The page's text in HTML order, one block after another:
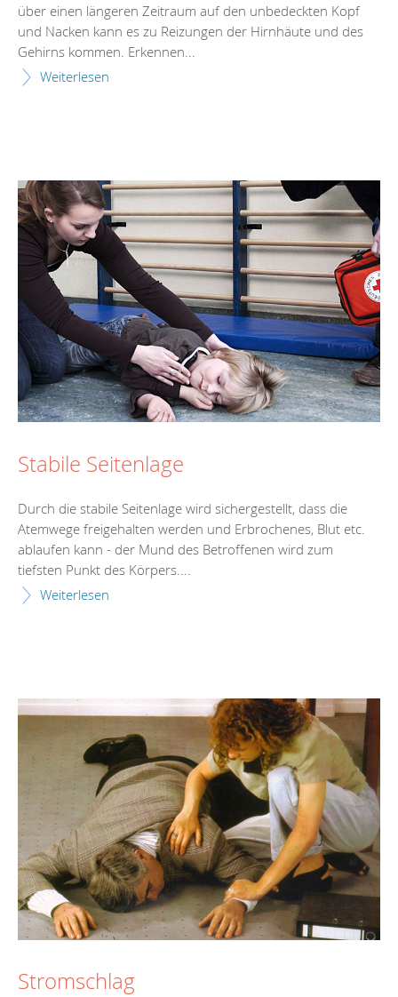
über einen längeren Zeitraum auf den unbedeckten Kopf
und Nacken kann es zu Reizungen der Hirnhäute und des
Gehirns kommen. Erkennen...
Weiterlesen
Stabile Seitenlage
Durch die stabile Seitenlage wird sichergestellt, dass die
Atemwege freigehalten werden und Erbrochenes, Blut etc.
ablaufen kann - der Mund des Betroffenen wird zum
tiefsten Punkt des Körpers....
Weiterlesen
Stromschlag